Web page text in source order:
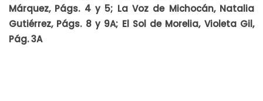
Márquez, Págs. 4 y 5; La Voz de Michocán, Natalia
Gutiérrez, Págs. 8 y 9A; El Sol de Morelia, Violeta Gil,
Pág. 3A